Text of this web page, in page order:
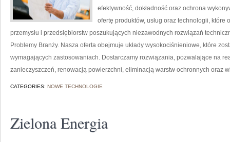
efektywność, dokładność oraz ochrona
ofertę produktów, usług oraz technologii,
przemysłu i przedsiębiorstw poszukujących niezawodnych rozwiązań
Problemy Branży. Nasza oferta obejmuje układy wysokociśnieniowe, które
wymagających zastosowaniach. Dostarczamy rozwiązania, pozwalające na
zanieczyszczeń, renowacją powierzchni, eliminacją warstw ochronnych oraz
CATEGORIES: NOWE TECHNOLOGIE
Zielona Energia